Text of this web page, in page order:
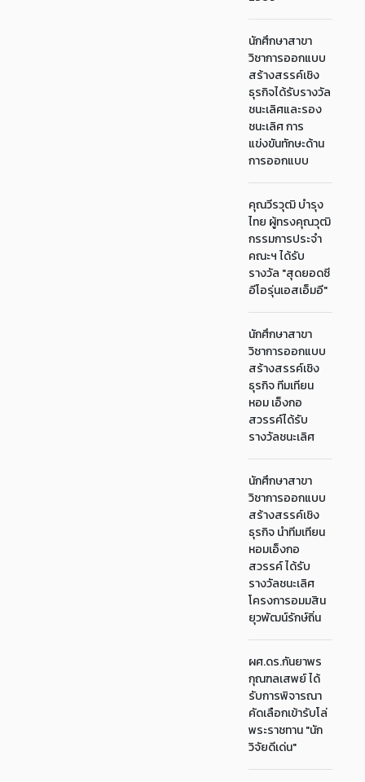
นักศึกษาสาขา
วิชาการออกแบบ
สร้างสรรค์เชิง
ธุรกิจได้รับรางวัล
ชนะเลิศและรอง
ชนะเลิศ การ
แข่งขันทักษะด้าน
การออกแบบ
คุณวีรวุฒิ บำรุง
ไทย ผู้ทรงคุณวุฒิ
กรรมการประจำ
คณะฯ ได้รับ
รางวัล "สุดยอดซี
อีโอรุ่นเอสเอ็มอี"
นักศึกษาสาขา
วิชาการออกแบบ
สร้างสรรค์เชิง
ธุรกิจ ทีมเทียน
หอม เอ็งกอ
สวรรค์ได้รับ
รางวัลชนะเลิศ
นักศึกษาสาขา
วิชาการออกแบบ
สร้างสรรค์เชิง
ธุรกิจ นำทีมเทียน
หอมเอ็งกอ
สวรรค์ ได้รับ
รางวัลชนะเลิศ
โครงการอมมสิน
ยุวพัฒน์รักษ์ถิ่น
ผศ.ดร.กันยาพร
กุณฑลเสพย์ ได้
รับการพิจารณา
คัดเลือกเข้ารับโล่
พระราชทาน "นัก
วิจัยดีเด่น"